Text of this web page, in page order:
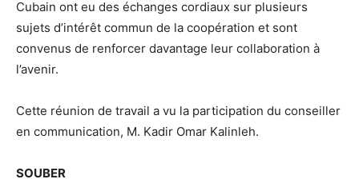
Cubain ont eu des échanges cordiaux sur plusieurs
sujets d’intérêt commun de la coopération et sont
convenus de renforcer davantage leur collaboration à
l’avenir.
Cette réunion de travail a vu la participation du conseiller
en communication, M. Kadir Omar Kalinleh.
SOUBER